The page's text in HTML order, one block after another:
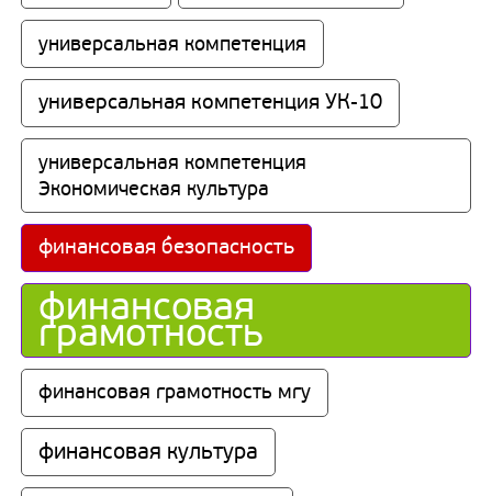
универсальная компетенция
универсальная компетенция УК-10
универсальная компетенция
Экономическая культура
финансовая безопасность
финансовая
грамотность
финансовая грамотность мгу
финансовая культура